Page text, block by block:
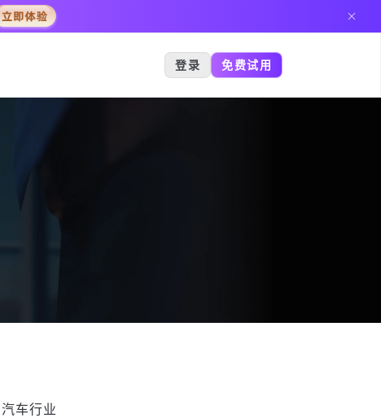
登录 免费试用
汽车行业